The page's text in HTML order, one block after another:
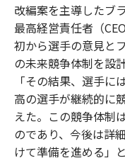
改編案を主導したブ
最高経営責任者（
初から選手の意見と
の未来競争体制を設
「その結果、選手
高の選手が継続的に
えた。この競争体制
のであり、今後は詳
けて準備を進める」